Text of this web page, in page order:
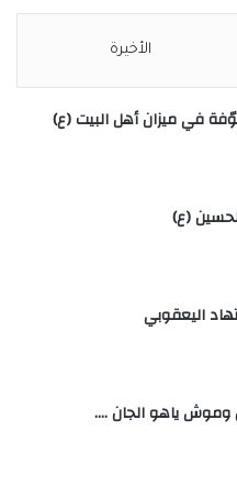
الأخيرة
في ميزان أهل البيت (ع)
(ع)
اليعقوبي
وموش ياهو الجان ….